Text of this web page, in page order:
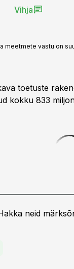
Vihja
vastu on
toetuste
kokku 833
neid